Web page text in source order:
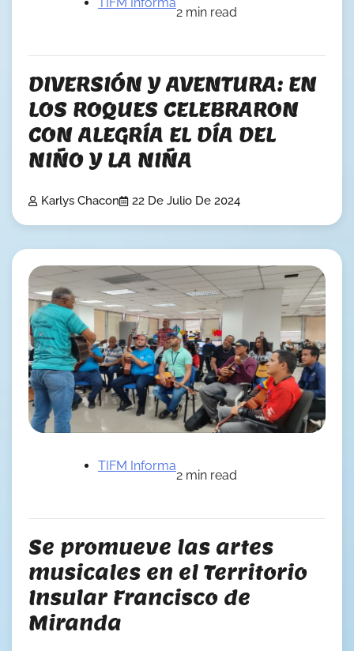
2 min read
DIVERSIÓN Y AVENTURA: EN
LOS ROQUES CELEBRARON
CON ALEGRÍA EL DÍA DEL
NIÑO Y LA NIÑA
Karlys Chacon 22 De Julio De 2024
TIFM Informa
2 min read
Se promueve las artes
musicales en el Territorio
Insular Francisco de
Miranda